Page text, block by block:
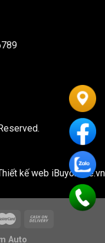
kế web iBuyonline.vn
Auto